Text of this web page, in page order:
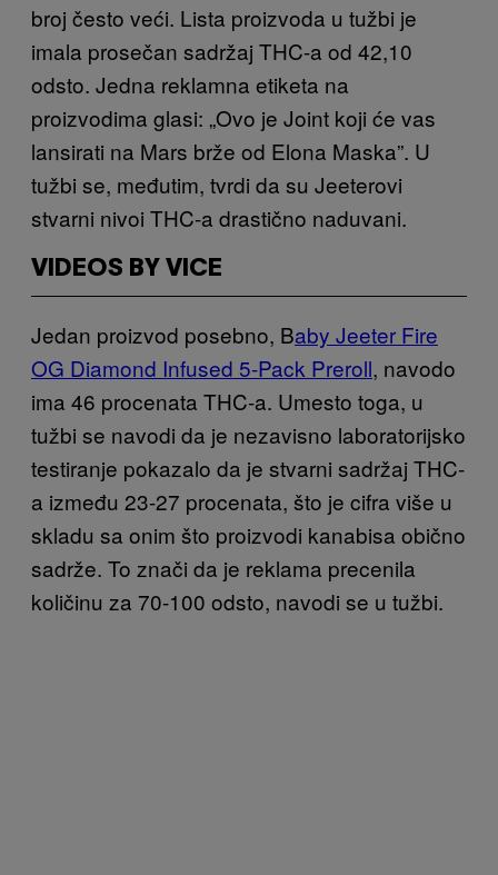
broj često veći. Lista proizvoda u tužbi je
imala prosečan sadržaj THC-a od 42,10
odsto. Jedna reklamna etiketa na
proizvodima glasi: „Ovo je Joint koji će vas
lansirati na Mars brže od Elona Maska”. U
tužbi se, međutim, tvrdi da su Jeeterovi
stvarni nivoi THC-a drastično naduvani.
VIDEOS BY VICE
Jedan proizvod posebno, Baby Jeeter Fire
OG Diamond Infused 5-Pack Preroll, navodo
ima 46 procenata THC-a. Umesto toga, u
tužbi se navodi da je nezavisno laboratorijsko
testiranje pokazalo da je stvarni sadržaj THC-
a između 23-27 procenata, što je cifra više u
skladu sa onim što proizvodi kanabisa obično
sadrže. To znači da je reklama precenila
količinu za 70-100 odsto, navodi se u tužbi.